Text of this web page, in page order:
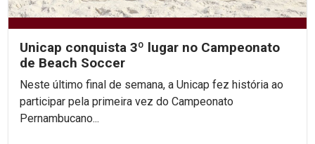
Unicap conquista 3º lugar no Campeonato
de Beach Soccer
Neste último final de semana, a Unicap fez história ao
participar pela primeira vez do Campeonato
Pernambucano...